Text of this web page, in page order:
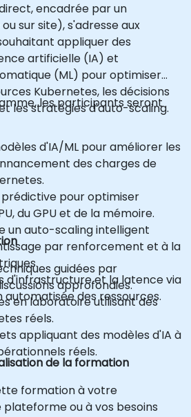
encadrée par un
sur site), s'adresse aux
appliquer des
artificielle (IA) et
(ML) pour optimiser
Kubernetes, les décisions
les stratégies d'auto-scaling.
les participants seront
d'IA/ML pour améliorer les
des charges de
prédictive pour optimiser
du GPU et de la mémoire.
un auto-scaling intelligent
par renforcement et à la
d'infrastructure et la latence via
des ressources.
guidées par
approfondies.
en laboratoire utilisant des
réels.
appliquant des modèles d'IA à
réels.
de la formation
formation à votre
ou à vos besoins